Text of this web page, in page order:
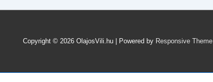
új
védik
Copyright © 2026 OlajosVili.hu | Powered by Responsive Theme